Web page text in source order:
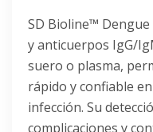
SD Bioline™
y anticuerpos IgG/
suero o plasma,
rápido y confiable
infección. Su
complicaciones y